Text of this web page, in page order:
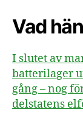
Vad
I slutet av
batterilager
gång – nog
delstatens